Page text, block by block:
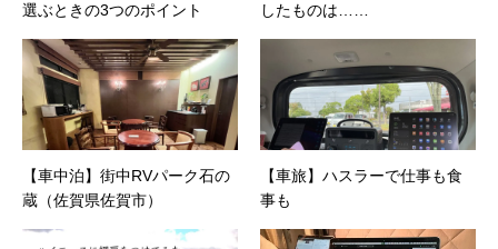
選ぶときの3つのポイント
したものは……
【車中泊】街中RVパーク石の
蔵（佐賀県佐賀市）
【車旅】ハスラーで仕事も食
事も